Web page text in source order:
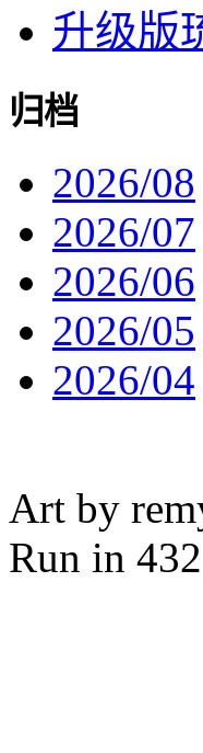
升级版
归档
2026/08
2026/07
2026/06
2026/05
2026/04
Art by
Run in